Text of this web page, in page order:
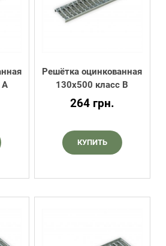
А
Решётка оцинкованная
130х500 класс В
264 грн.
КУПИТЬ